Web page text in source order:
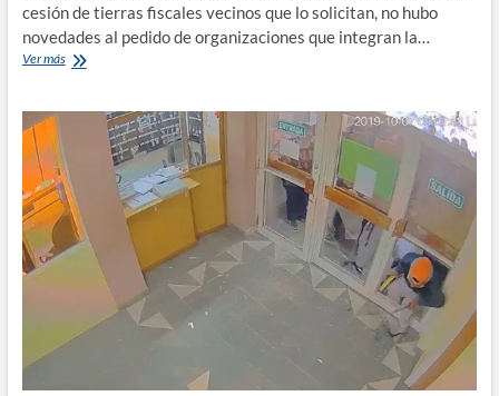
cesión de tierras fiscales vecinos que lo solicitan, no hubo
novedades al pedido de organizaciones que integran la…
Ver másSe
protesta
el
municipio
de
Roca
pero
volverán
viene